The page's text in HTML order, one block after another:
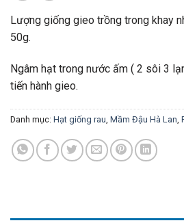
Lượng giống gieo trồng trong khay
50g.
Ngâm hạt trong nước ấm ( 2 sôi 3
tiến hành gieo.
Danh mục: Hạt giống rau Mầm Đậu Hà Lan